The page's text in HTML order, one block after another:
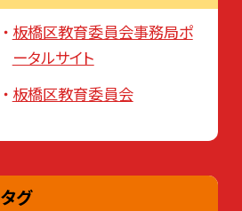
板橋区教育委員会事務局ポ
ータルサイト
板橋区教育委員会
タグ